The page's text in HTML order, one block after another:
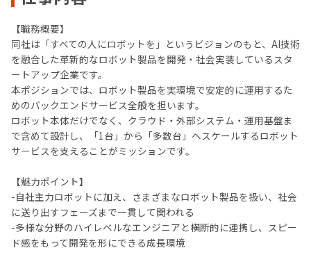
【職務概要】
同社は「すべての人にロボットを」というビジョンのもと、AI技術
を融合した革新的なロボット製品を開発・社会実装しているスタ
ートアップ企業です。
本ポジションでは、ロボット製品を実環境で安定的に運用するた
めのバックエンドサービス全般を担います。
ロボット本体だけでなく、クラウド・外部システム・運用基盤ま
で含めて設計し、「1台」から「多数台」へスケールするロボット
サービスを支えることがミッションです。
【魅力ポイント】
-自社主力ロボットに加え、さまざまなロボット製品を扱い、社会
に送り出すフェーズまで一貫して関われる
-多様な分野のハイレベルなエンジニアと横断的に連携し、スピー
ド感をもって開発を形にできる成長環境